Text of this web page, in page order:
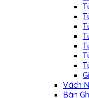
Vách
Bàn